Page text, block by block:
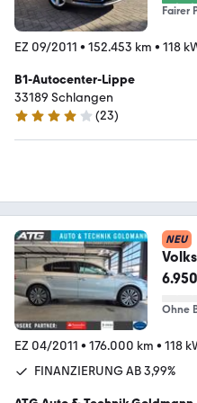
Fairer
EZ 09/2011 • 152.453 km • 118
B1-Autocenter-Lippe
33189 Schlangen
4 Sterne
(23)
NEU
Ohne
EZ 04/2011 • 176.000 km • 118
FINANZIERUNG AB 3,99%